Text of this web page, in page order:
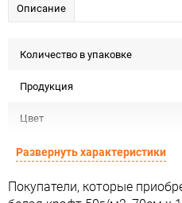
Описание
Количество в упаковке
Продукция
Цвет
Форма
Материал
Развернуть характеристики
Покупатели, которые